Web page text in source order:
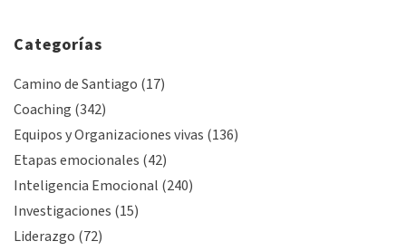
Categorías
Camino de Santiago (17)
Coaching (342)
Equipos y Organizaciones vivas (136)
Etapas emocionales (42)
Inteligencia Emocional (240)
Investigaciones (15)
Liderazgo (72)